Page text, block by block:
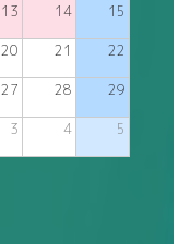
13 14 15
20 21 22
27 28 29
3 4 5